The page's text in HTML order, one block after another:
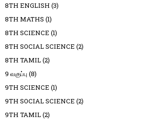
8TH ENGLISH (3)
8TH MATHS (1)
8TH SCIENCE (1)
8TH SOCIAL SCIENCE (2)
8TH TAMIL(2)
9 வகுப்பு (8)
9TH SCIENCE (1)
9TH SOCIAL SCIENCE (2)
9TH TAMIL(2)